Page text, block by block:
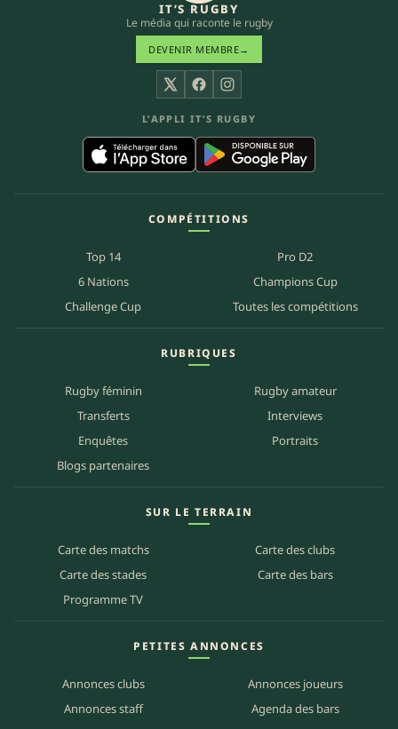
IT’S RUGBY
Le média qui raconte le rugby
DEVENIR MEMBRE→
X FacebookInstagram
L’APPLI IT’S RUGBY
COMPÉTITIONS
Top 14
Pro D2
6 Nations
Champions Cup
Challenge Cup
Toutes les compétitions
RUBRIQUES
Rugby féminin
Rugby amateur
Transferts
Interviews
Enquêtes
Portraits
Blogs partenaires
SUR LE TERRAIN
Carte des matchs
Carte des clubs
Carte des stades
Carte des bars
Programme TV
PETITES ANNONCES
Annonces clubs
Annonces joueurs
Annonces staff
Agenda des bars